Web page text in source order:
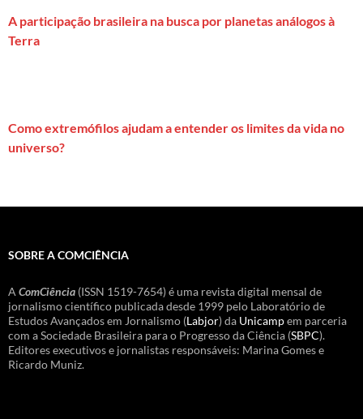
A participação brasileira na busca por planetas análogos à
Terra
Como extremófilos ajudam a entender os limites da vida no
universo?
SOBRE A COMCIÊNCIA
A ComCiência (ISSN 1519-7654) é uma revista digital mensal de
jornalismo científico publicada desde 1999 pelo Laboratório de
Estudos Avançados em Jornalismo (Labjor) da Unicampem parceria
com a Sociedade Brasileira para o Progresso da Ciência (SBPC).
Editores executivos e jornalistas responsáveis: Marina Gomes e
Ricardo Muniz.